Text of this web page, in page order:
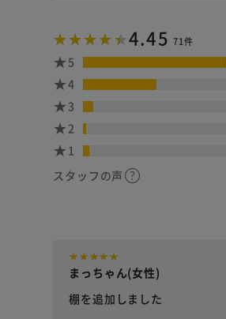
4.45 71件
5
4
3
2
1
スタッフの声
まっちゃん(女性)
棚を追加しました